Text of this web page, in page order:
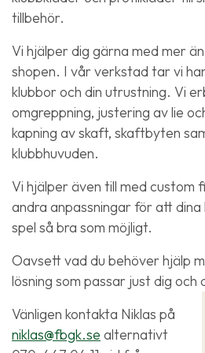
tillbehör.
Vi hjälper dig gärna med mer
shopen. I vår verkstad tar vi
klubbor och din utrustning. Vi
omgreppning, justering av lie
kapning av skaft, skaftbyten
klubbhuvuden.
Vi hjälper även till med custom
andra anpassningar för att dina
spel så bra som möjligt.
Oavsett vad du behöver hjälp
lösning som passar just dig och
Vänligen kontakta Niklas på
niklas@fbgk.se alternativt